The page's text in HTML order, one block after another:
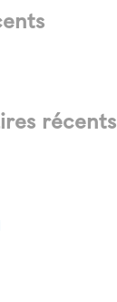
récents